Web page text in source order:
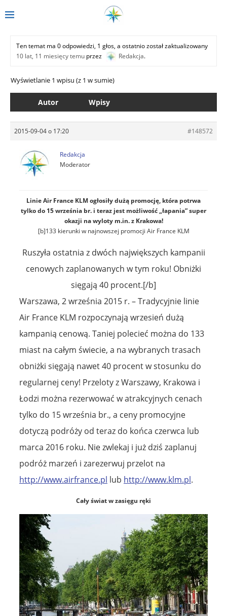
Ten temat ma 0 odpowiedzi, 1 głos, a ostatnio został zaktualizowany
10 lat, 11 miesięcy temu przez Redakcja.
Wyświetlanie 1 wpisu (z 1 w sumie)
Autor Wpisy
2015-09-04 o 17:20 #148572
Redakcja
Moderator
Linie Air France KLM ogłosiły dużą promocję, która potrwa
tylko do 15 września br. i teraz jest możliwość „łapania” super
okazji na wyloty m.in. z Krakowa!
[b]133 kierunki w najnowszej promocji Air France KLM
Ruszyła ostatnia z dwóch największych kampanii
cenowych zaplanowanych w tym roku! Obniżki
sięgają 40 procent.[/b]
Warszawa, 2 września 2015 r. – Tradycyjnie linie
Air France KLM rozpoczynają wrzesień dużą
kampanią cenową. Taniej polecieć można do 133
miast na całym świecie, a na wybranych trasach
obniżki sięgają nawet 40 procent w stosunku do
regularnej ceny! Przeloty z Warszawy, Krakowa i
Łodzi można rezerwować w atrakcyjnych cenach
tylko do 15 września br., a ceny promocyjne
dotyczą podróży od teraz do końca czerwca lub
marca 2016 roku. Nie zwlekaj i już dziś zaplanuj
podróż marzeń i zarezerwuj przelot na
http://www.airfrance.pl lub http://www.klm.pl.
Cały świat w zasięgu ręki